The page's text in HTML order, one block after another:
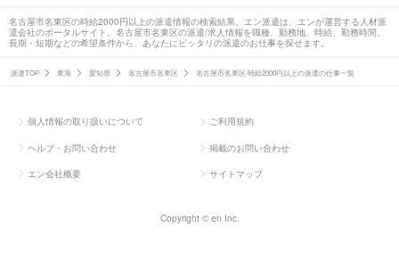
名古屋市名東区の時給2000円以上の派遣情報の検索結果。エン派遣は、エンが運営する人材派
遣会社のポータルサイト。名古屋市名東区の派遣/求人情報を職種、勤務地、時給、勤務時間、
長期・短期などの希望条件から、あなたにピッタリの派遣のお仕事を探せます。
派遣TOP 東海 愛知県 名古屋市名東区 名古屋市名東区 時給2000円以上の派遣の仕事一覧
個人情報の取り扱いについて ご利用規約
ヘルプ・お問い合わせ 掲載のお問い合わせ
エン会社概要 サイトマップ
Copyright © en Inc.